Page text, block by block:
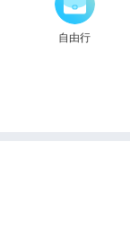
自由行